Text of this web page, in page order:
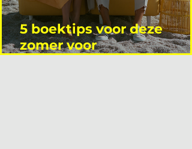
5 boektips voor deze
zomer voor